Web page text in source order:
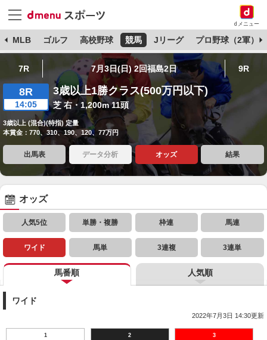
dメニュー
MLB ゴルフ 高校野球 競馬 Jリーグ プロ野球（2軍）
7R 7月3日(日) 2回福島2日 9R
8R
14:05
3歳以上1勝クラス(500万円以下)
芝 右・1,200m 11頭
3歳以上 (混合)(特指) 定量
本賞金：770、310、190、120、77万円
出馬表 データ分析 オッズ 結果
オッズ
人気5位 単勝・複勝 枠連 馬連
ワイド 馬単 3連複 3連単
馬番順 人気順
ワイド
2022年7月3日 14:30更新
1 2 3